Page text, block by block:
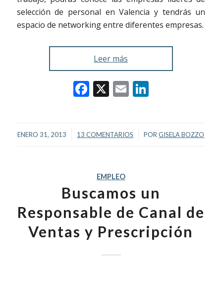
selección de personal en Valencia y tendrás un
espacio de networking entre diferentes empresas.
Leer más
Facebook
X EmailLinkedIn
ENERO 31, 2013
/ 13 COMENTARIOS
/ PORGISELA BOZZO
EMPLEO
Buscamos un
Responsable de Canal de
Ventas y Prescripción